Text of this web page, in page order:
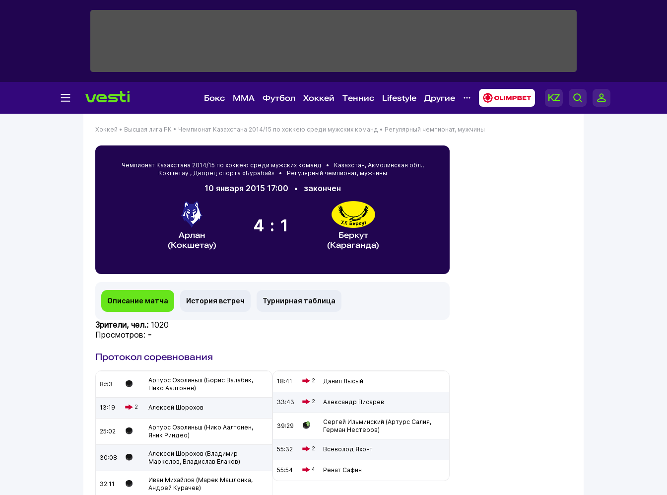
Бокс MMA Футбол Хоккей Теннис Lifestyle Другие
Хоккей • Высшая лига РК • Чемпионат Казахстана 2014/15 по хоккею среди мужских команд • Регулярный чемпионат, мужчины
Чемпионат Казахстана 2014/15 по хоккею среди мужских команд • Казахстан, Акмолинская обл.,
Кокшетау, Дворец спорта «Бурабай» • Регулярный чемпионат, мужчины
10 января 2015 17:00 • закончен
Арлан
(Кокшетау)
4:1
Беркут
(Караганда)
Описание матча История встреч Турнирная таблица
Зрители, чел.: 1020
Просмотров: -
Протокол соревнования
8:53
Артурс Озолиньш (Борис Валабик,
Нико Аалтонен)
13:19 2 Алексей Шорохов
25:02
Артурс Озолиньш (Нико Аалтонен,
Яник Риндео)
30:08
Алексей Шорохов (Владимир
Маркелов, Владислав Елаков)
32:11
Иван Михайлов (Марек Машлонка,
Андрей Курачев)
18:41 2 Данил Лысый
33:43 2 Александр Писарев
39:29
Сергей Ильминский (Артурс Салия,
Герман Нестеров)
55:32 2 Всеволод Яхонт
55:54 4 Ренат Сафин